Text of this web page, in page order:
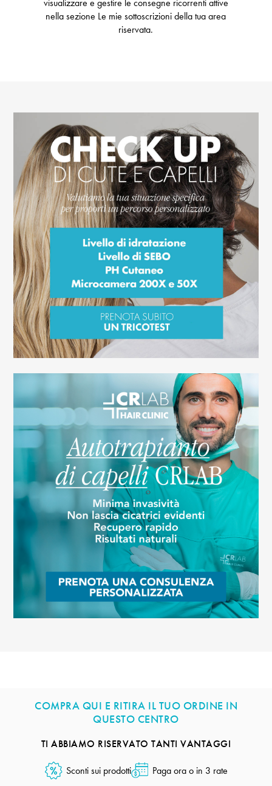
visualizzare e gestire le consegne ricorrenti attive
nella sezione Le mie sottoscrizioni della tua area
riservata.
COMPRA QUI E RITIRA IL TUO ORDINE IN
QUESTO CENTRO
TI ABBIAMO RISERVATO TANTI VANTAGGI
Sconti sui prodotti Paga ora o in 3 rate